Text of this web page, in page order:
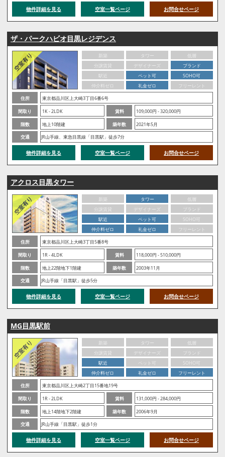
物件詳細を見る 空室一覧ページ お問合せページ
ザ・パークハビオ目黒レジデンス
新築 タワー
低層
分譲賃貸
デザイナーズ
ブランド
駅近
ペット可
SOHO可
仲介料ゼロ
礼金ゼロ
フリーレント
住所
東京都品川区上大崎3丁目6番6号
間取り
1K - 2LDK 賃料
109,000円 - 320,000円
階数
地上10階建 築年数
2021年5月
交通
JR山手線、東急目黒線「目黒駅」徒歩7分
物件詳細を見る 空室一覧ページ お問合せページ
アクロス目黒タワー
新築 タワー
低層
分譲賃貸
デザイナーズ
ブランド
駅近
ペット可
SOHO可
仲介料ゼロ
礼金ゼロ
フリーレント
住所
東京都品川区上大崎3丁目5番8号
間取り
1R - 4LDK 賃料
118,000円 - 510,000円
階数
地上22階地下1階建 築年数
2003年11月
交通
JR山手線「目黒駅」徒歩5分
物件詳細を見る 空室一覧ページ お問合せページ
MG目黒駅前
新築 タワー
低層
分譲賃貸
デザイナーズ
ブランド
駅近
ペット可
SOHO可
仲介料ゼロ
礼金ゼロ
フリーレント
住所
東京都品川区上大崎2丁目15番地19号
間取り
1R - 2LDK 賃料
131,000円 - 284,000円
階数
地上14階地下2階建 築年数
2006年9月
交通
JR山手線「目黒駅」徒歩1分
物件詳細を見る 空室一覧ページ お問合せページ